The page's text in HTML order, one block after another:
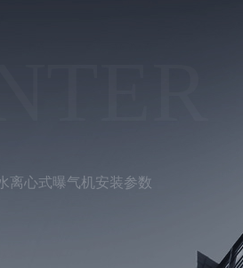
离心式曝气机安装参数